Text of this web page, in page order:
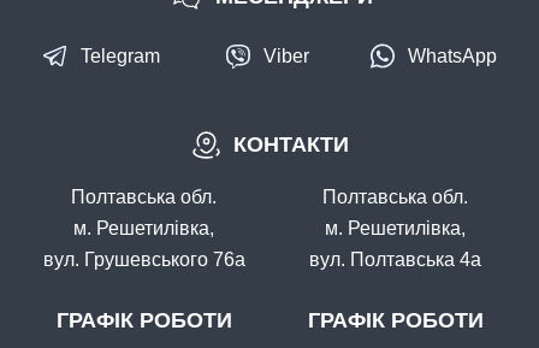
КОНТАКТИ
Полтавська обл.
м. Решетилівка,
вул. Грушевського 76а
ГРАФІК РОБОТИ
Полтавська обл.
м. Решетилівка,
вул. Полтавська 4а
ГРАФІК РОБОТИ
Telegram Viber WhatsApp